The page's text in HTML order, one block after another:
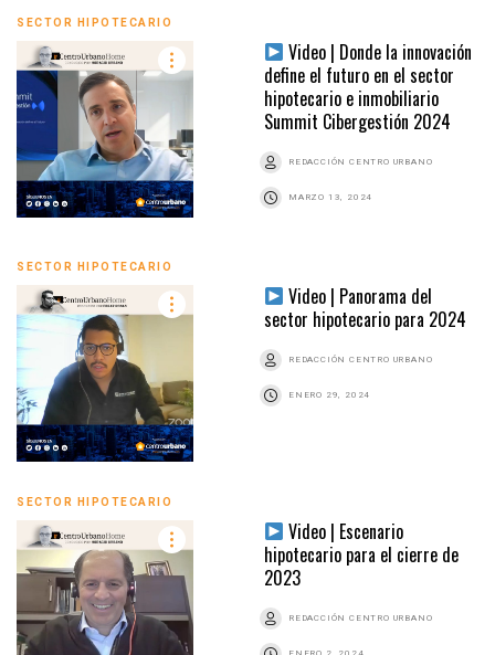
SECTOR HIPOTECARIO
Video | Donde la innovación
define el futuro en el sector
hipotecario e inmobiliario
Summit Cibergestión 2024
REDACCIÓN CENTRO URBANO
MARZO 13, 2024
SECTOR HIPOTECARIO
Video | Panorama del
sector hipotecario para 2024
REDACCIÓN CENTRO URBANO
ENERO 29, 2024
SECTOR HIPOTECARIO
Video | Escenario
hipotecario para el cierre de
2023
REDACCIÓN CENTRO URBANO